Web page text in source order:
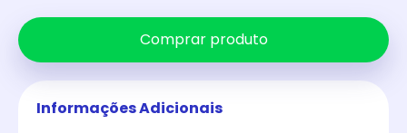
Comprar produto
Informações Adicionais